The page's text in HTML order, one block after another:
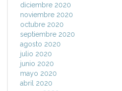
diciembre 2020
noviembre 2020
octubre 2020
septiembre 2020
agosto 2020
julio 2020
junio 2020
mayo 2020
abril 2020